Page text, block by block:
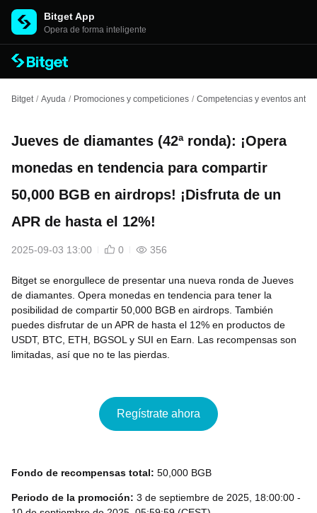
Bitget App
Opera de forma inteligente
Bitget / Ayuda / Promociones y competiciones / Competencias y eventos
Jueves de diamantes (42ª ronda): ¡Opera
monedas en tendencia para compartir
50,000 BGB en airdrops! ¡Disfruta de un
APR de hasta el 12%!
2025-09-03 13:00 0 356
Bitget se enorgullece de presentar una nueva ronda de Jueves
de diamantes. Opera monedas en tendencia para tener la
posibilidad de compartir 50,000 BGB en airdrops. También
puedes disfrutar de un APR de hasta el 12% en productos de
USDT, BTC, ETH, BGSOL y SUI en Earn. Las recompensas son
limitadas, así que no te las pierdas.
Regístrate ahora
Fondo de recompensas total: 50,000 BGB
Periodo de la promoción: 3 de septiembre de 2025, 18:00:00 -